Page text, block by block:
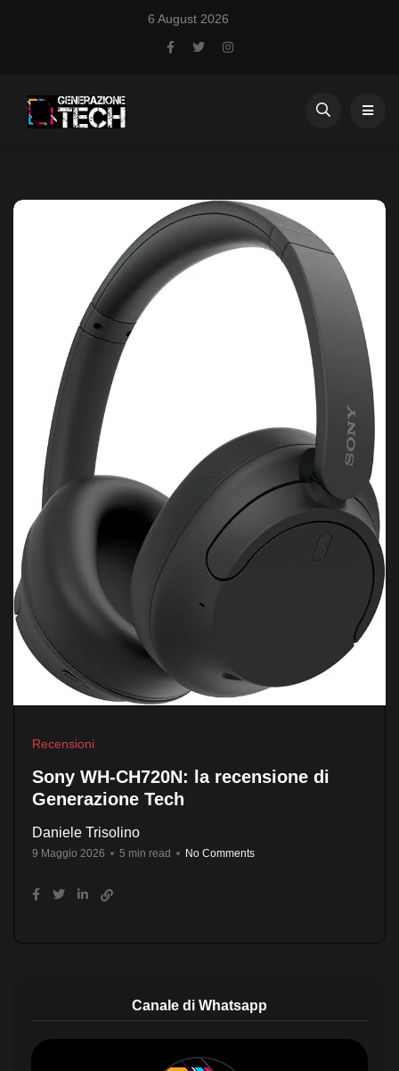
6 August 2026
Recensioni
Sony WH-CH720N: la recensione di
Generazione Tech
Daniele Trisolino
9 Maggio 2026 5 min read No Comments
Canale di Whatsapp